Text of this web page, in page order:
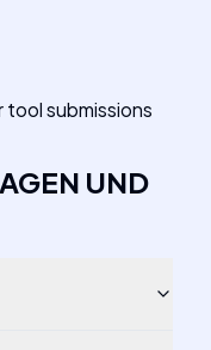
submissions
UND